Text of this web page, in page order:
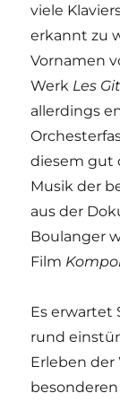
viele
erkannt zu
Vornamen
Werk Les
allerdings
diesem gut
Musik der
aus der
Boulanger
Film
Es erwartet
rund
Erleben der